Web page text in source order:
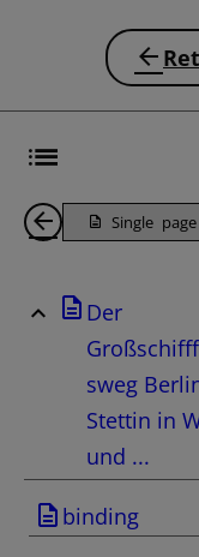
Back
Pages
Der
sweg
Stettin in
und ...
binding